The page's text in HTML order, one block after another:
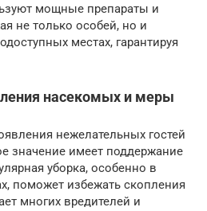
мощные препараты и
не только особей, но и
местах, гарантируя
насекомых и меры
нежелательных гостей
значение имеет поддержание
уборка, особенно в
поможет избежать скопления
многих вредителей и